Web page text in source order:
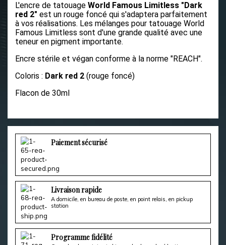
L'encre de tatouage World Famous Limitless "Dark
red 2" est un rouge foncé qui s'adaptera parfaitement
à vos réalisations. Les mélanges pour tatouage World
Famous Limitless sont d'une grande qualité avec une
teneur en pigment importante.
Encre stérile et végan conforme à la norme "REACH".
Coloris : Dark red 2 (rouge foncé)
Flacon de 30ml
Paiement sécurisé
Livraison rapide
A domicile, en bureau de poste, en point relais, en pickup
station
Programme fidélité